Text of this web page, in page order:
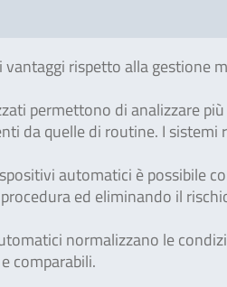
rispetto alla gestione
permettono di analizzare
da quelle di routine. I
automatici è possibile
ed eliminando il
normalizzano le
comparabili.